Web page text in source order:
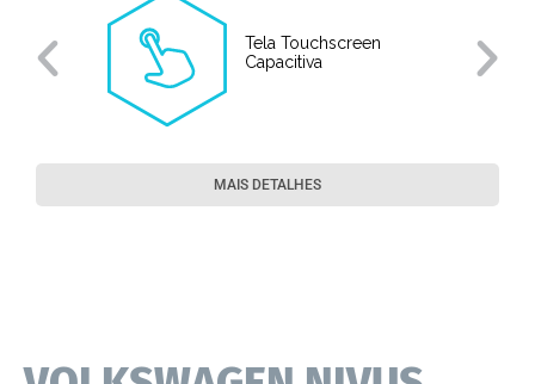
Tela Touchscreen
Capacitiva
MAIS DETALHES